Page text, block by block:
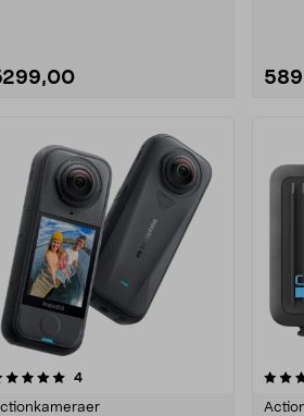
4anmeldelser
4.5 av 5 stjerner